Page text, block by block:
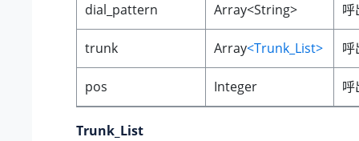
dial_pattern Array<String> 呼
trunk Array<Trunk_List> 呼
pos Integer 呼
Trunk_List